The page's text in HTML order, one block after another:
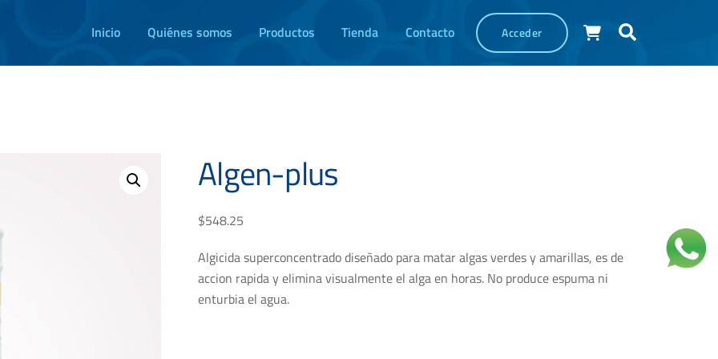
CartBuscar
Inicio Quiénes somos Productos Tienda Contacto Acceder
Algen-plus
$548.25
Algicida superconcentrado diseñado para matar algas verdes y amarillas, es de
accion rapida y elimina visualmente el alga en horas. No produce espuma ni
enturbia el agua.